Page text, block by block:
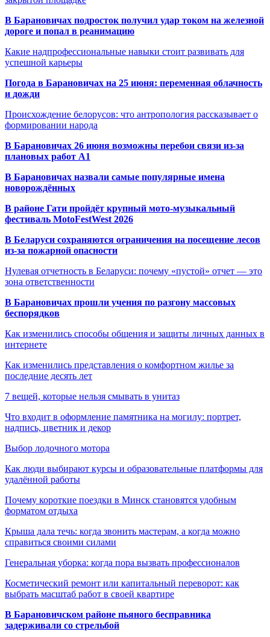
В Барановичах подросток получил удар током на железной
дороге и попал в реанимацию
Какие надпрофессиональные навыки стоит развивать для
успешной карьеры
Погода в Барановичах на 25 июня: переменная облачность
и дожди
Происхождение белорусов: что антропология рассказывает о
формировании народа
В Барановичах 26 июня возможны перебои связи из-за
плановых работ A1
В Барановичах назвали самые популярные имена
новорождённых
В районе Гати пройдёт крупный мото-музыкальный
фестиваль MotoFestWest 2026
В Беларуси сохраняются ограничения на посещение лесов
из-за пожарной опасности
Нулевая отчетность в Беларуси: почему «пустой» отчет — это
зона ответственности
В Барановичах прошли учения по разгону массовых
беспорядков
Как изменились способы общения и защиты личных данных в
интернете
Как изменились представления о комфортном жилье за
последние десять лет
7 вещей, которые нельзя смывать в унитаз
Что входит в оформление памятника на могилу: портрет,
надпись, цветник и декор
Выбор лодочного мотора
Как люди выбирают курсы и образовательные платформы для
удалённой работы
Почему короткие поездки в Минск становятся удобным
форматом отдыха
Крыша дала течь: когда звонить мастерам, а когда можно
справиться своими силами
Генеральная уборка: когда пора вызвать профессионалов
Косметический ремонт или капитальный переворот: как
выбрать масштаб работ в своей квартире
В Барановичском районе пьяного бесправника
задерживали со стрельбой